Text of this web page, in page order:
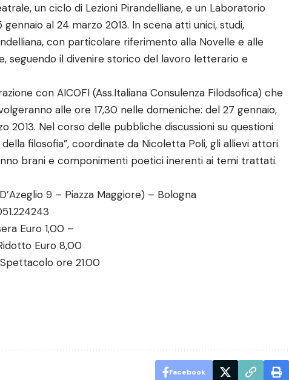
un ciclo di Lezioni Pirandelliane, e un Laboratorio
al 24 marzo 2013. In scena atti unici, studi,
con particolare riferimento alla Novelle e alle
seguendo il divenire storico del lavoro letterario e
con AICOFI (Ass.Italiana Consulenza Filodsofica) che
alle ore 17,30 nelle domeniche: del 27 gennaio,
2013. Nel corso delle pubbliche discussioni su questioni
filosofia”, coordinate da Nicoletta Poli, gli allievi attori
brani e componimenti poetici inerenti ai temi trattati.
9 – Piazza Maggiore) – Bologna
Euro 1,00 –
Euro 8,00
ore 21.00
Facebook